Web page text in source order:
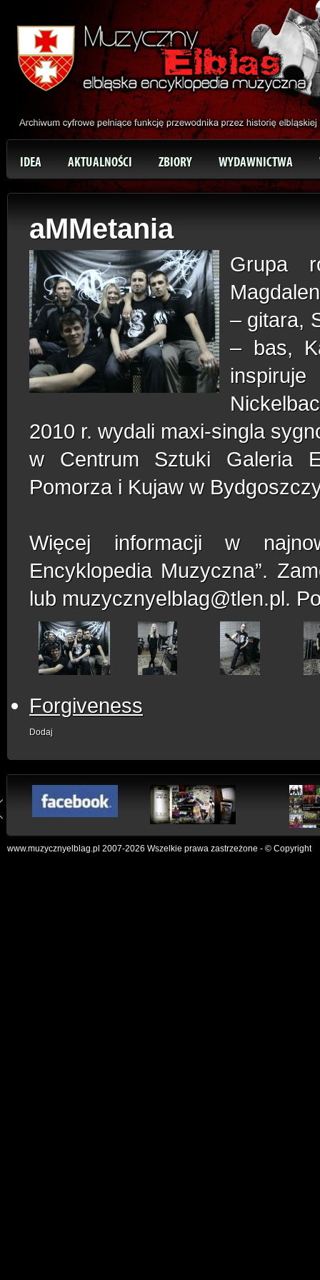
IDEA AKTUALNOŚCI ZBIORY WYDAWNICTWA
aMMetania
Grupa
– gitara,
– bas,
2010 r. wydali maxi-singla
w Centrum Sztuki Galeria
Pomorza i Kujaw w
Więcej informacji w
Encyklopedia Muzyczna”.
lub muzycznyelblag@tlen.pl.
Forgiveness
Dodaj
www.muzycznyelblag.pl 2007-2026 Wszelkie prawa zastrzeżone - © Copyright